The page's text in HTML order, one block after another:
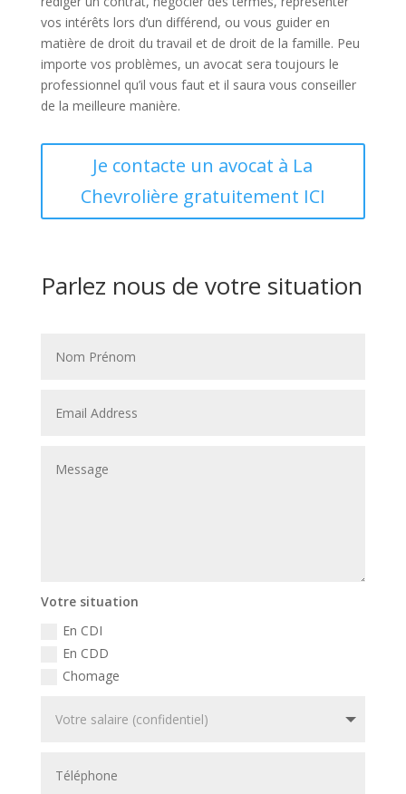
vos intérêts lors d’un différend, ou vous guider en
matière de droit du travail et de droit de la famille. Peu
importe vos problèmes, un avocat sera toujours le
professionnel qu’il vous faut et il saura vous conseiller
de la meilleure manière.
Je contacte un avocat à La
Chevrolière gratuitement ICI
Parlez nous de votre situation
Votre situation
En CDI
En CDD
Chomage